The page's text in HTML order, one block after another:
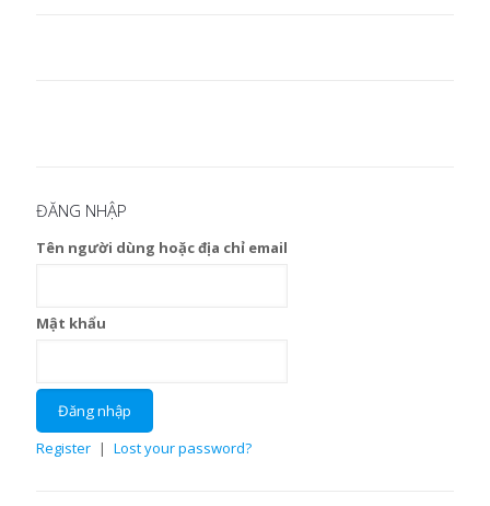
ĐĂNG NHẬP
Tên người dùng hoặc địa chỉ email
Mật khẩu
Register | Lost your password?